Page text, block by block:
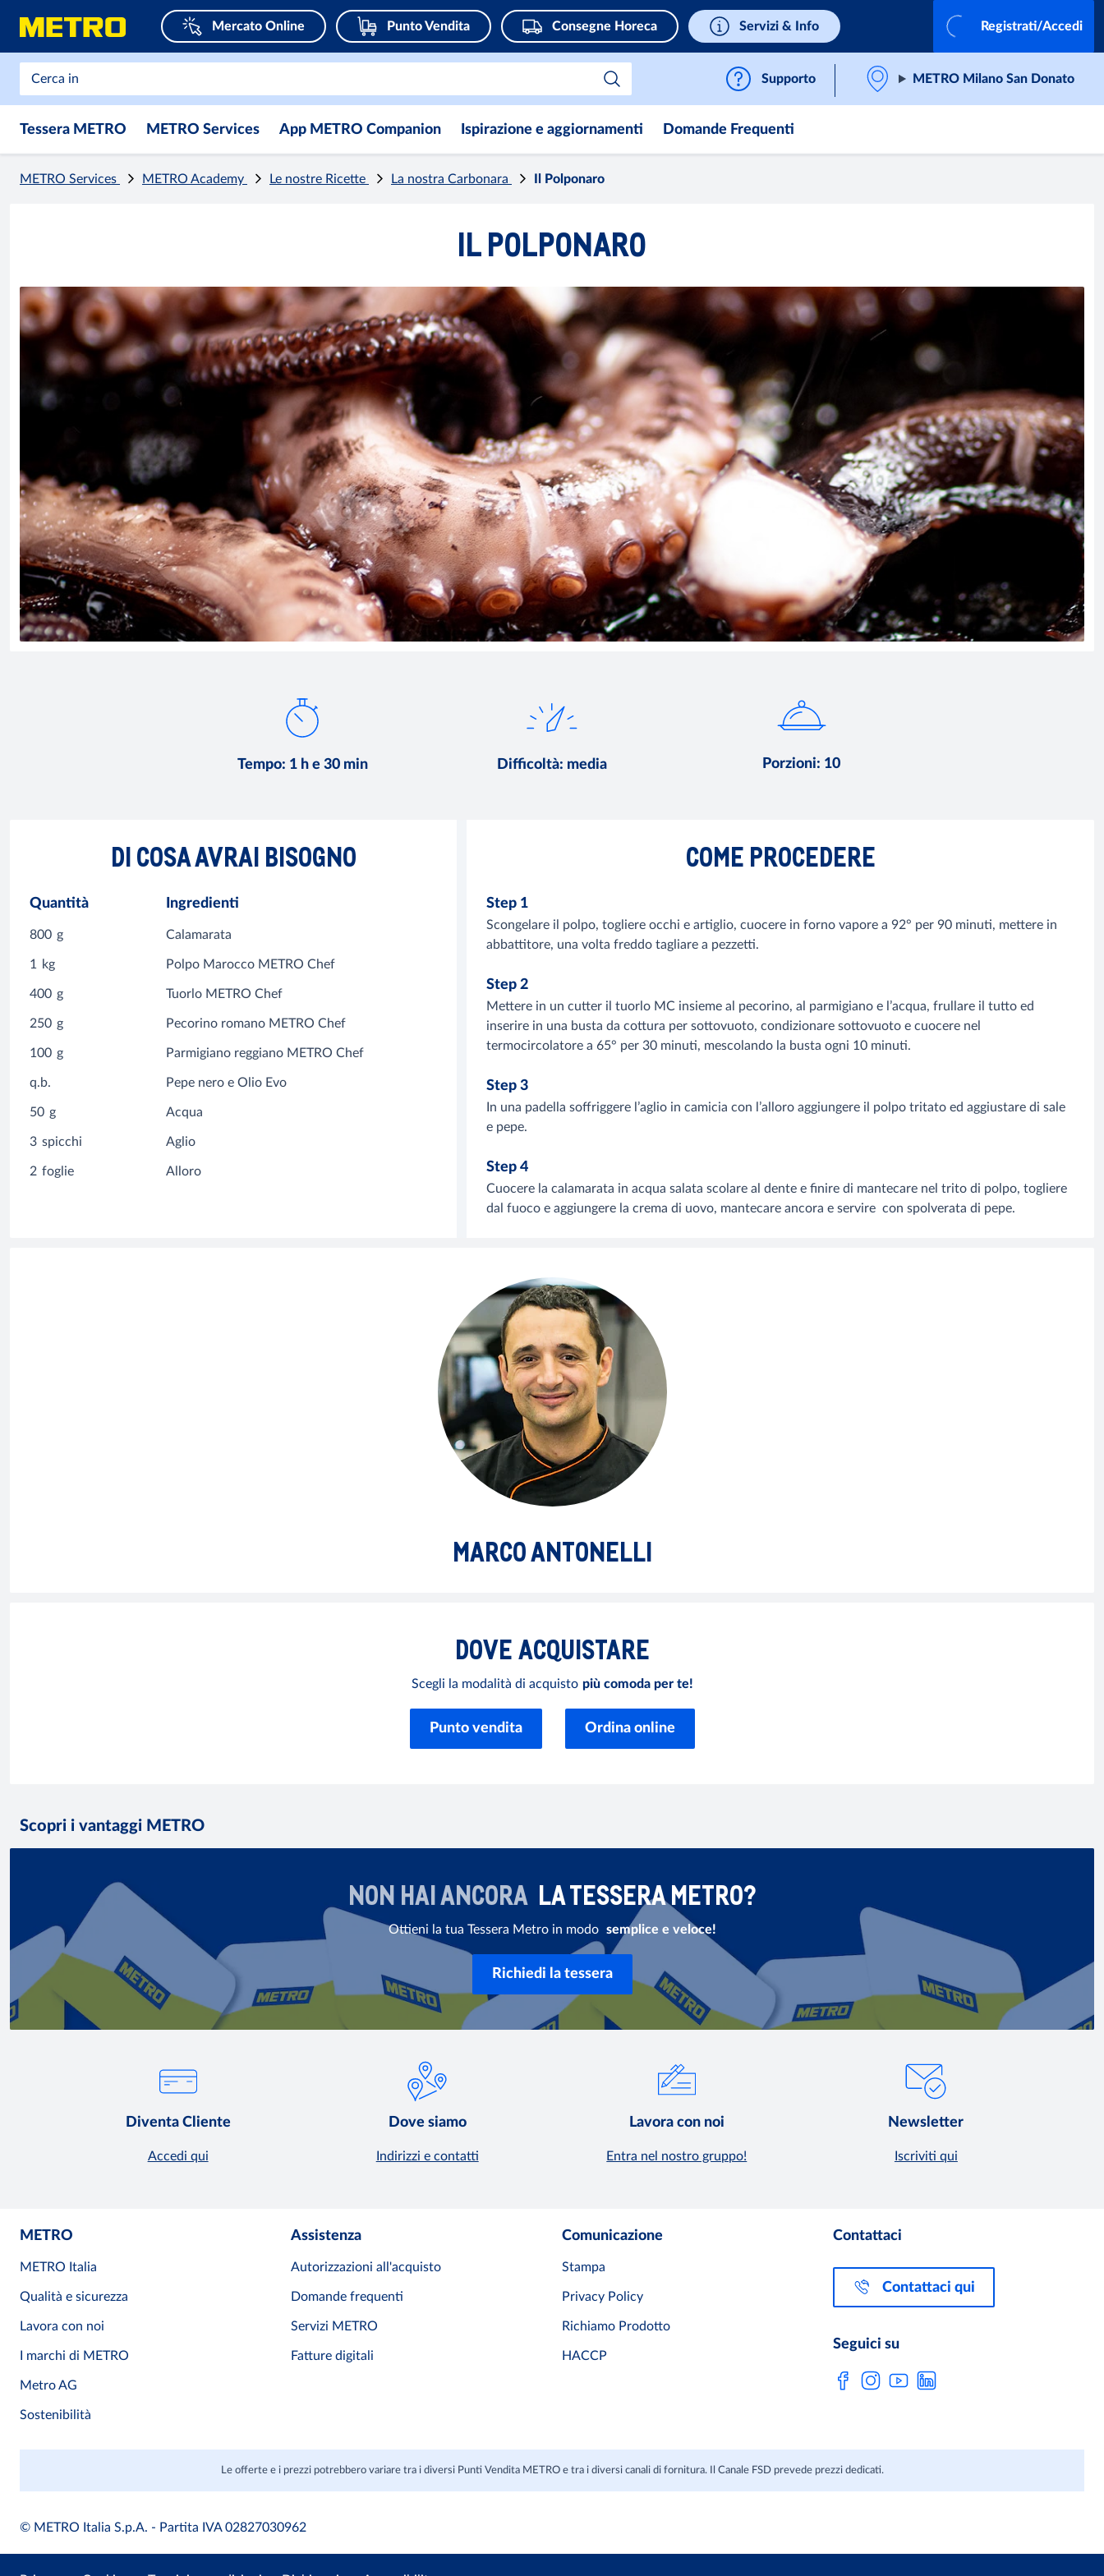
Mercato Online Punto Vendita Consegne Horeca Servizi & Info Registrati/Accedi
Supporto METRO Milano San Donato
Tessera METRO METRO Services App METRO Companion Ispirazione e aggiornamenti Domande Frequenti
METRO Services METRO Academy Le nostre Ricette La nostra Carbonara Il Polponaro
IL POLPONARO
Tempo: 1 h e 30 min Difficoltà: media Porzioni: 10
DI COSA AVRAI BISOGNO
Quantità Ingredienti
800 g Calamarata
1 kg Polpo Marocco METRO Chef
400 g Tuorlo METRO Chef
250 g Pecorino romano METRO Chef
100 g Parmigiano reggiano METRO Chef
q.b. Pepe nero e Olio Evo
50 g Acqua
3 spicchi Aglio
2 foglie Alloro
COME PROCEDERE
Step 1
Scongelare il polpo, togliere occhi e artiglio, cuocere in forno vapore a 92° per 90 minuti, mettere in
abbattitore, una volta freddo tagliare a pezzetti.
Step 2
Mettere in un cutter il tuorlo MC insieme al pecorino, al parmigiano e l’acqua, frullare il tutto ed
inserire in una busta da cottura per sottovuoto, condizionare sottovuoto e cuocere nel
termocircolatore a 65° per 30 minuti, mescolando la busta ogni 10 minuti.
Step 3
In una padella soffriggere l’aglio in camicia con l’alloro aggiungere il polpo tritato ed aggiustare di sale
e pepe.
Step 4
Cuocere la calamarata in acqua salata scolare al dente e finire di mantecare nel trito di polpo, togliere
dal fuoco e aggiungere la crema di uovo, mantecare ancora e servire con spolverata di pepe.
MARCO ANTONELLI
DOVE ACQUISTARE
Scegli la modalità di acquisto più comoda per te!
Punto vendita Ordina online
Scopri i vantaggi METRO
NON HAI ANCORA LA TESSERA METRO?
Ottieni la tua Tessera Metro in modo semplice e veloce!
Richiedi la tessera
Diventa Cliente
Accedi qui
Dove siamo
Indirizzi e contatti
Lavora con noi
Entra nel nostro gruppo!
Newsletter
Iscriviti qui
METRO
METRO Italia
Qualità e sicurezza
Lavora con noi
I marchi di METRO
Metro AG
Sostenibilità
Assistenza
Autorizzazioni all'acquisto
Domande frequenti
Servizi METRO
Fatture digitali
Comunicazione
Stampa
Privacy Policy
Richiamo Prodotto
HACCP
Contattaci
Contattaci qui
Seguici su
Le offerte e i prezzi potrebbero variare tra i diversi Punti Vendita METRO e tra i diversi canali di fornitura. Il Canale FSD prevede prezzi dedicati.
© METRO Italia S.p.A. - Partita IVA 02827030962